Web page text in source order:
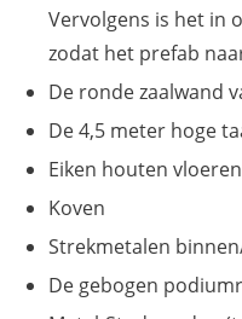
Vervolgens is het in
zodat het prefab
De ronde zaalwand
De 4,5 meter hoge
Eiken houten
Koven
Strekmetalen
De gebogen